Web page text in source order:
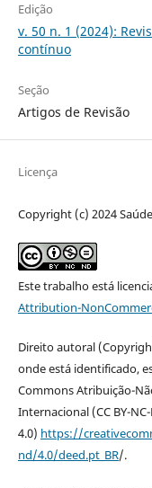
Edição
v. 50 n. 1 (2024):
contínuo
Seção
Artigos de Revisão
Licença
Copyright (c) 2024
Este trabalho está
Attribution-
Direito autoral
onde está identificado,
Commons Atribuição-
Internacional (CC BY-
4.0) https://
nd/4.0/deed.pt_BR/.